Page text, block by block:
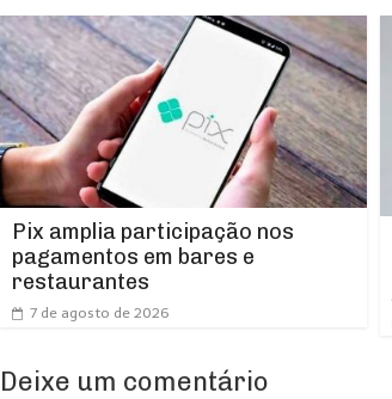
Pix amplia participação nos
pagamentos em bares e
restaurantes
7 de agosto de 2026
Deixe um comentário